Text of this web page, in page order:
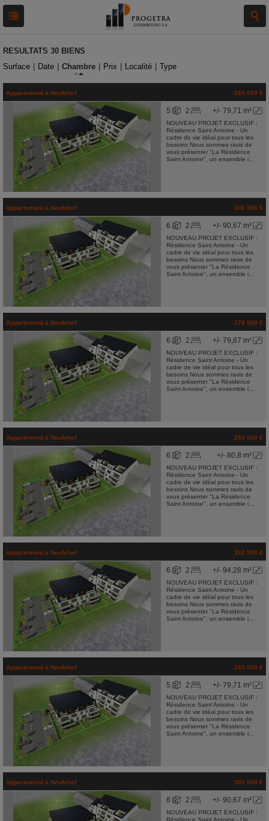
RESULTATS 30 BIENS
Surface
Date Chambre Prix Localité Type
Appartement à Neufchef 269 600 €
+/- 79,71 m²
5 2
NOUVEAU PROJET EXCLUSIF :
Résidence Saint Antoine - Un
cadre de vie idéal pour tous les
besoins Nous sommes ravis de
vous présenter "La Résidence
Saint Antoine", un ensemble i...
Appartement à Neufchef 306 500 €
+/- 90,67 m²
6 2
NOUVEAU PROJET EXCLUSIF :
Résidence Saint Antoine - Un
cadre de vie idéal pour tous les
besoins Nous sommes ravis de
vous présenter "La Résidence
Saint Antoine", un ensemble i...
Appartement à Neufchef 279 900 €
+/- 79,87 m²
6 2
NOUVEAU PROJET EXCLUSIF :
Résidence Saint Antoine - Un
cadre de vie idéal pour tous les
besoins Nous sommes ravis de
vous présenter "La Résidence
Saint Antoine", un ensemble i...
Appartement à Neufchef 283 000 €
+/- 80,8 m²
6 2
NOUVEAU PROJET EXCLUSIF :
Résidence Saint Antoine - Un
cadre de vie idéal pour tous les
besoins Nous sommes ravis de
vous présenter "La Résidence
Saint Antoine", un ensemble i...
Appartement à Neufchef 322 900 €
+/- 94,28 m²
6 2
NOUVEAU PROJET EXCLUSIF :
Résidence Saint Antoine - Un
cadre de vie idéal pour tous les
besoins Nous sommes ravis de
vous présenter "La Résidence
Saint Antoine", un ensemble i...
Appartement à Neufchef 265 600 €
+/- 79,71 m²
5 2
NOUVEAU PROJET EXCLUSIF :
Résidence Saint Antoine - Un
cadre de vie idéal pour tous les
besoins Nous sommes ravis de
vous présenter "La Résidence
Saint Antoine", un ensemble i...
Appartement à Neufchef 301 900 €
+/- 90,67 m²
6 2
NOUVEAU PROJET EXCLUSIF :
Résidence Saint Antoine - Un